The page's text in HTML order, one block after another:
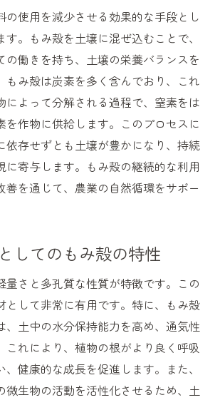
の使用を減少させる効果的な手段とし
。もみ殻を土壌に混ぜ込むことで、
の働きを持ち、土壌の栄養バランスを
もみ殻は炭素を多く含んでおり、これ
によって分解される過程で、窒素をは
を作物に供給します。このプロセスに
依存せずとも土壌が豊かになり、持続
に寄与します。もみ殻の継続的な利用
善を通じて、農業の自然循環をサポー
してのもみ殻の特性
量さと多孔質な性質が特徴です。この
として非常に有用です。特に、もみ殻
、土中の水分保持能力を高め、通気性
これにより、植物の根がより良く呼吸
健康的な成長を促進します。また、
微生物の活動を活性化させるため、土